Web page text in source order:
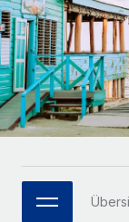
Remote
Nahtlose
Plattform
Integrierte
MCP
vergrößern
Globale
PARTNER
LERNEN MIT
Forschung
Fallstudien
HR-Glossar
Bibliothek für
Español
Italiano
Português
한국어